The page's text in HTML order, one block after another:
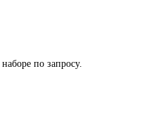
по запросу.